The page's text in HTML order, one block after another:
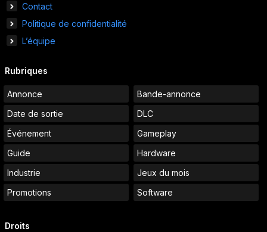
Contact
Politique de confidentialité
L’équipe
Rubriques
Annonce
Bande-annonce
Date de sortie
DLC
Événement
Gameplay
Guide
Hardware
Industrie
Jeux du mois
Promotions
Software
Droits